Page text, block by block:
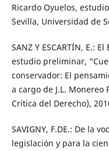
Ricardo Oyuelos,
Sevilla, Universidad de
SANZ Y ESCARTÍN, E.:
estudio preliminar,
conservador: El
a cargo de J.L. Monereo
Crítica del Derecho),
SAVIGNY, F.DE.: De la
legislación y para la